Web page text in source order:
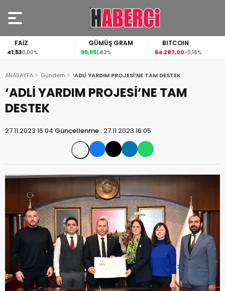
FAİZ
41,530,00%
GÜMÜŞ GRAM
95,551,43%
BITCOIN
64.287,00-0,16%
ANASAYFA Gündem ‘ADLİ YARDIM PROJESİ’NE TAM DESTEK
‘ADLİ YARDIM PROJESİ’NE TAM
DESTEK
27.11.2023 16:04 Güncellenme :27.11.2023 16:05